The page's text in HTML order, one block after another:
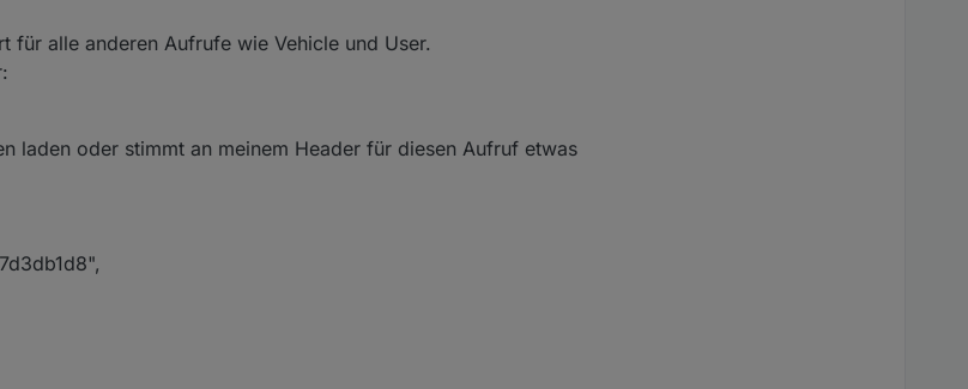
für alle anderen Aufrufe wie Vehicle und User.
laden oder stimmt an meinem Header für diesen Aufruf etwas